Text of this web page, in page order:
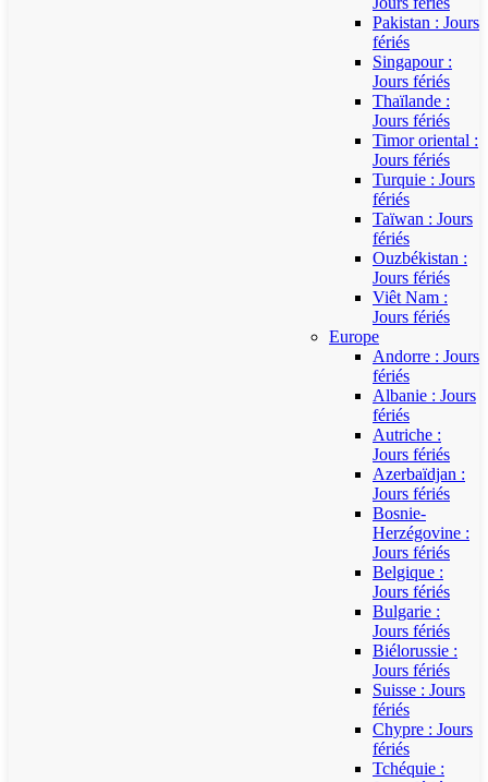
Pakistan : Jours
fériés
Singapour :
Jours fériés
Thaïlande :
Jours fériés
Timor oriental :
Jours fériés
Turquie : Jours
fériés
Taïwan : Jours
fériés
Ouzbékistan :
Jours fériés
Viêt Nam :
Jours fériés
Europe
Andorre : Jours
fériés
Albanie : Jours
fériés
Autriche :
Jours fériés
Azerbaïdjan :
Jours fériés
Bosnie-
Herzégovine :
Jours fériés
Belgique :
Jours fériés
Bulgarie :
Jours fériés
Biélorussie :
Jours fériés
Suisse : Jours
fériés
Chypre : Jours
fériés
Tchéquie :